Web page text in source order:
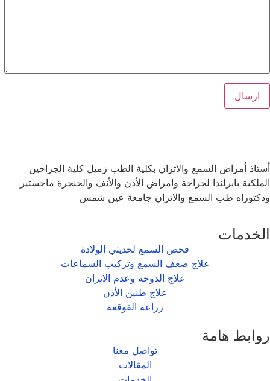
أستاذ أمراض السمع والاتزان بكلية الطب زميل كلية الجراحين
الملكية بايرلندا لجراحة وامراض الأذن والأنف والحنجرة ماجستير
ودكتوراه طب السمع والاتزان جامعة عين شمس
الخدمات
فحص السمع لحديثي الولادة
علاج ضعف السمع وتركيب السماعات
علاج الدوخة وعدم الاتزان
علاج طنين الأذن
زراعة القوقعة
روابط هامة
تواصل معنا
المقالات